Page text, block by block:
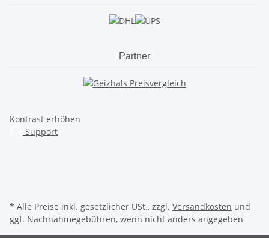
Partner
Kontrast erhöhen
Support
* Alle Preise inkl. gesetzlicher USt., zzgl. Versandkosten und
ggf. Nachnahmegebühren, wenn nicht anders angegeben